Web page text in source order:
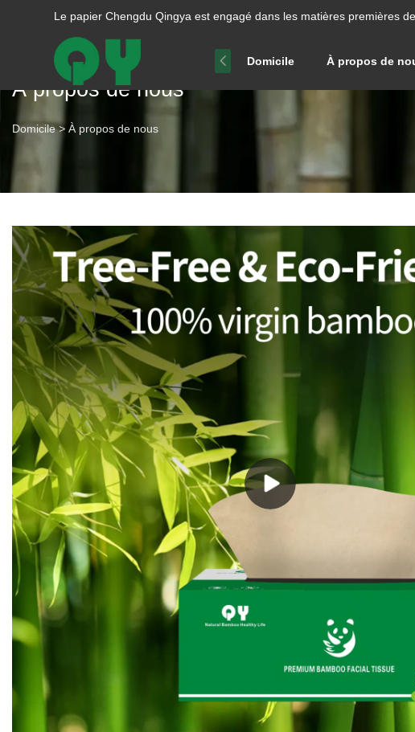
Le papier Chengdu Qingya est engagé dans les matières premières
Domicile À propos de
À propos de nous
Domicile > À propos de nous